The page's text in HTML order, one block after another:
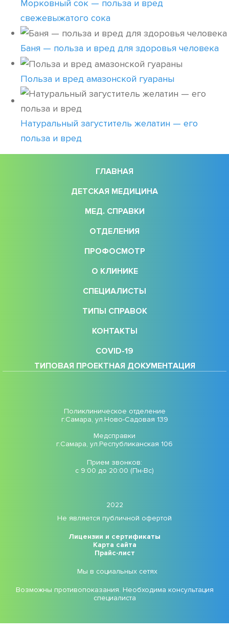
Морковный сок — польза и вред
свежевыжатого сока
Баня — польза и вред для здоровья человека
Польза и вред амазонской гуараны
Натуральный загуститель желатин — его
польза и вред
ГЛАВНАЯ
ДЕТСКАЯ МЕДИЦИНА
МЕД. СПРАВКИ
ОТДЕЛЕНИЯ
ПРОФОСМОТР
О КЛИНИКЕ
СПЕЦИАЛИСТЫ
ТИПЫ СПРАВОК
КОНТАКТЫ
COVID-19
ТИПОВАЯ ПРОЕКТНАЯ ДОКУМЕНТАЦИЯ
Поликлиническое отделение
г.Самара, ул.Ново-Садовая 139
Медсправки
г.Самара, ул.Республиканская 106
Прием звонков:
с 9:00 до 20:00 (Пн-Вс)
2022
Не является публичной офертой
Лицензии и сертификаты
Карта сайта
Прайс-лист
Мы в социальных сетях
Возможны противопоказания. Необходима консультация
специалиста